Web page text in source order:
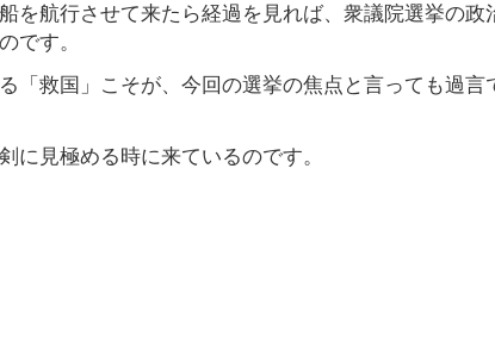
を航行させて来たら経過を見れば、衆議院選挙の政
です。
「救国」こそが、今回の選挙の焦点と言っても過言
見極める時に来ているのです。